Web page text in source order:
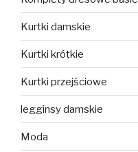
Kurtki damskie
Kurtki krótkie
Kurtki przejściowe
legginsy damskie
Moda